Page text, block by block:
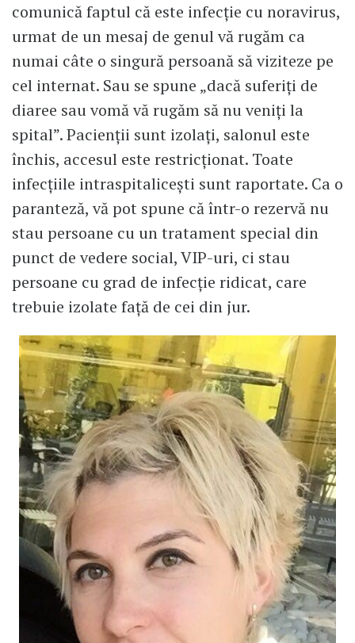
comunică faptul că este infecție cu noravirus,
urmat de un mesaj de genul vă rugăm ca
numai câte o singură persoană să viziteze pe
cel internat. Sau se spune „dacă suferiți de
diaree sau vomă vă rugăm să nu veniți la
spital”. Pacienții sunt izolați, salonul este
închis, accesul este restricționat. Toate
infecțiile intraspitalicești sunt raportate. Ca o
paranteză, vă pot spune că într-o rezervă nu
stau persoane cu un tratament special din
punct de vedere social, VIP-uri, ci stau
persoane cu grad de infecție ridicat, care
trebuie izolate față de cei din jur.